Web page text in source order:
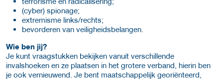
(cyber) spionage;
extremisme links/rechts;
bevorderen van veiligheidsbelangen.
Wie ben jij?
Je kunt vraagstukken bekijken vanuit verschillende
invalshoeken en ze plaatsen in het grotere verband, hierin ben
je ook vernieuwend. Je bent maatschappelijk georiënteerd,